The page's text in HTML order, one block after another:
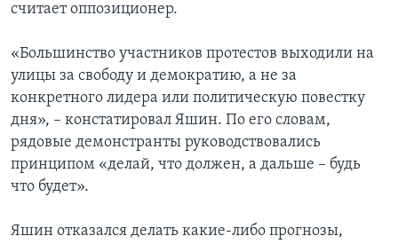
считает оппозиционер.
«Большинство участников протестов выходили на
улицы за свободу и демократию, а не за
конкретного лидера или политическую повестку
дня», – констатировал Яшин. По его словам,
рядовые демонстранты руководствовались
принципом «делай, что должен, а дальше – будь
что будет».
Яшин отказался делать какие-либо прогнозы,